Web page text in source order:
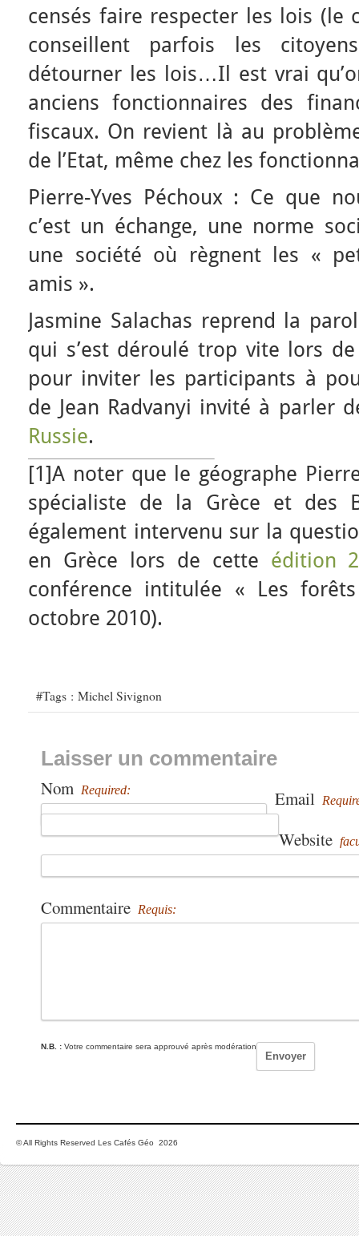
censés faire respecter les lois
conseillent parfois les
détourner les lois…Il est vrai
anciens fonctionnaires des
fiscaux. On revient là au
de l’Etat, même chez les
Pierre-Yves Péchoux : Ce que
c’est un échange, une norme
une société où règnent les «
amis ».
Jasmine Salachas reprend la
qui s’est déroulé trop vite lors
pour inviter les participants à
de Jean Radvanyi invité à parler
Russie.
[1]A noter que le géographe
spécialiste de la Grèce et des
également intervenu sur la
en Grèce lors de cette édition
conférence intitulée « Les
octobre 2010).
#Tags : Michel Sivignon
Laisser un commentaire
Nom Required: Email
Website
Commentaire Requis:
N.B. : Votre commentaire sera approuvé après modération
© All Rights Reserved Les Cafés Géo 2026